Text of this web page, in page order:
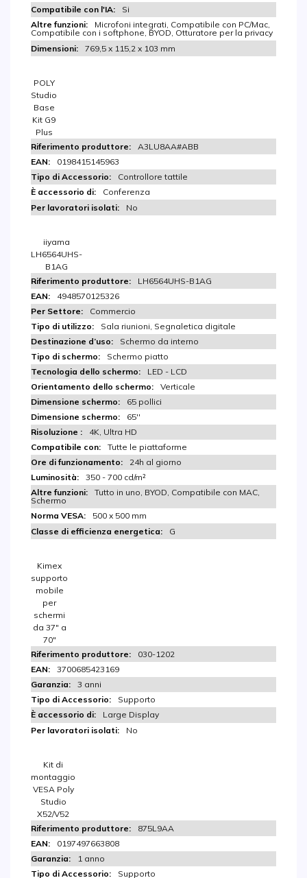
Si
Microfoni integrati, Compatibile con PC/Mac,
Compatibile con i softphone, BYOD, Otturatore per la privacy
769,5 x 115,2 x 103 mm
POLY
Studio
Base
Kit G9
Plus
A3LU8AA#ABB
0198415145963
Controllore tattile
Conferenza
No
iiyama
LH6564UHS-
B1AG
LH6564UHS-B1AG
4948570125326
Commercio
Sala riunioni, Segnaletica digitale
Schermo da interno
Schermo piatto
LED - LCD
Verticale
65 pollici
65''
4K, Ultra HD
Tutte le piattaforme
24h al giorno
350 - 700 cd/m²
Tutto in uno, BYOD, Compatibile con MAC,
Schermo
500 x 500 mm
G
Kimex
supporto
mobile
per
schermi
da 37″ a
70″
030-1202
3700685423169
3 anni
Supporto
Large Display
No
Kit di
montaggio
VESA Poly
Studio
X52/V52
875L9AA
0197497663808
1 anno
Supporto